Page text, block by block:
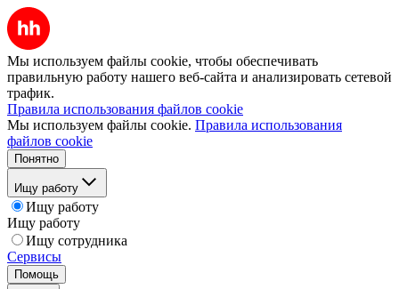
Мы используем файлы cookie, чтобы обеспечивать
правильную работу нашего веб-сайта и анализировать сетевой
трафик.
Правила использования файлов cookie
Мы используем файлы cookie. Правила использования
файлов cookie
Понятно
Ищу работу
Ищу работу
Ищу работу
Ищу сотрудника
Сервисы
Помощь